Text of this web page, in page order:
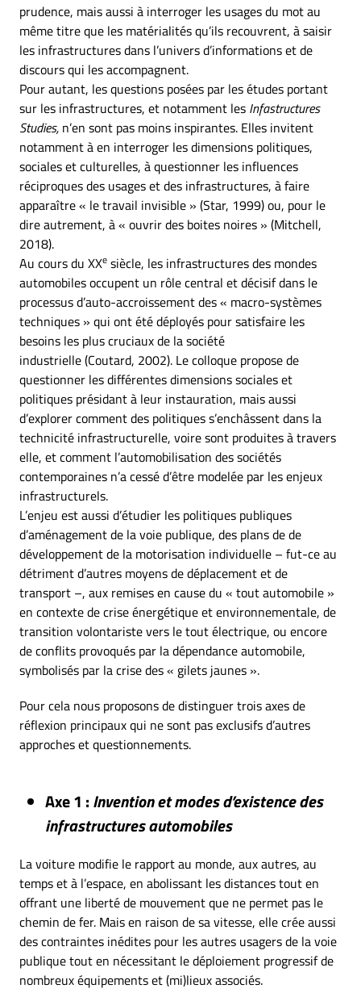
prudence, mais aussi à interroger les usages du mot au
même titre que les matérialités qu’ils recouvrent, à saisir
les infrastructures dans l’univers d’informations et de
discours qui les accompagnent.
Pour autant, les questions posées par les études portant
sur les infrastructures, et notamment les Infastructures
Studies, n’en sont pas moins inspirantes. Elles invitent
notamment à en interroger les dimensions politiques,
sociales et culturelles, à questionner les influences
réciproques des usages et des infrastructures, à faire
apparaître « le travail invisible » (Star, 1999) ou, pour le
dire autrement, à « ouvrir des boites noires » (Mitchell,
2018).
Au cours du XXe siècle, les infrastructures des mondes
automobiles occupent un rôle central et décisif dans le
processus d’auto-accroissement des « macro-systèmes
techniques » qui ont été déployés pour satisfaire les
besoins les plus cruciaux de la société
industrielle (Coutard, 2002). Le colloque propose de
questionner les différentes dimensions sociales et
politiques présidant à leur instauration, mais aussi
d’explorer comment des politiques s’enchâssent dans la
technicité infrastructurelle, voire sont produites à travers
elle, et comment l’automobilisation des sociétés
contemporaines n’a cessé d’être modelée par les enjeux
infrastructurels.
L’enjeu est aussi d’étudier les politiques publiques
d’aménagement de la voie publique, des plans de de
développement de la motorisation individuelle – fut-ce au
détriment d’autres moyens de déplacement et de
transport –, aux remises en cause du « tout automobile »
en contexte de crise énergétique et environnementale, de
transition volontariste vers le tout électrique, ou encore
de conflits provoqués par la dépendance automobile,
symbolisés par la crise des « gilets jaunes ».
Pour cela nous proposons de distinguer trois axes de
réflexion principaux qui ne sont pas exclusifs d’autres
approches et questionnements.
Axe 1 :Invention et modes d’existence des
infrastructures automobiles
La voiture modifie le rapport au monde, aux autres, au
temps et à l’espace, en abolissant les distances tout en
offrant une liberté de mouvement que ne permet pas le
chemin de fer. Mais en raison de sa vitesse, elle crée aussi
des contraintes inédites pour les autres usagers de la voie
publique tout en nécessitant le déploiement progressif de
nombreux équipements et (mi)lieux associés.